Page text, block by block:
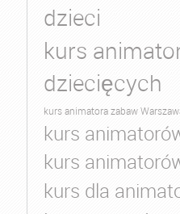
dzieci
kurs
dziecięcych
kurs animatora zabaw
kurs
kurs
kurs dla